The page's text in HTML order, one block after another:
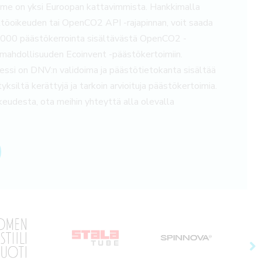
on yksi Euroopan kattavimmista. Hankkimalla
tai OpenCO2 API -rajapinnan, voit saada
päästökerrointa sisältävästä OpenCO2 -
Ecoinvent -päästökertoimiin.
on DNV:n validoima ja päästötietokanta sisältää
kerättyjä ja tarkoin arvioituja päästökertoimia.
ota meihin yhteyttä alla olevalla